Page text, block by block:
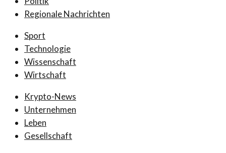
Regionale Nachrichten
Sport
Technologie
Wissenschaft
Wirtschaft
Krypto-News
Unternehmen
Leben
Gesellschaft